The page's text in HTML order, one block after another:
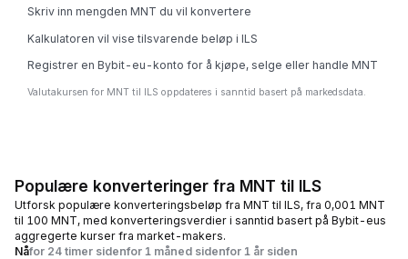
Skriv inn mengden MNT du vil konvertere
Kalkulatoren vil vise tilsvarende beløp i ILS
Registrer en Bybit-eu-konto for å kjøpe, selge eller handle MNT
Valutakursen for MNT til ILS oppdateres i sanntid basert på markedsdata.
Populære konverteringer fra MNT til ILS
Utforsk populære konverteringsbeløp fra MNT til ILS, fra 0,001 MNT
til 100 MNT, med konverteringsverdier i sanntid basert på Bybit-eus
aggregerte kurser fra market-makers.
Nåfor 24 timer sidenfor 1 måned sidenfor 1 år siden